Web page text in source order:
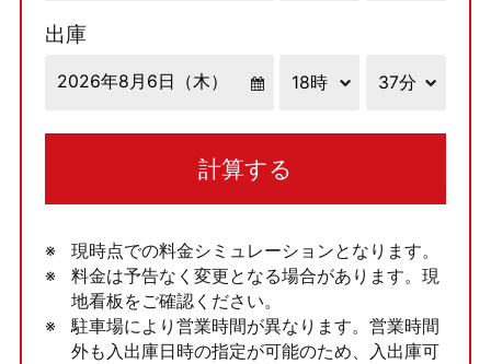
出庫
計算する
現時点での料金シミュレーションとなります。
料金は予告なく変更となる場合があります。現
地看板をご確認ください。
駐車場により営業時間が異なります。営業時間
外も入出庫日時の指定が可能のため、入出庫可